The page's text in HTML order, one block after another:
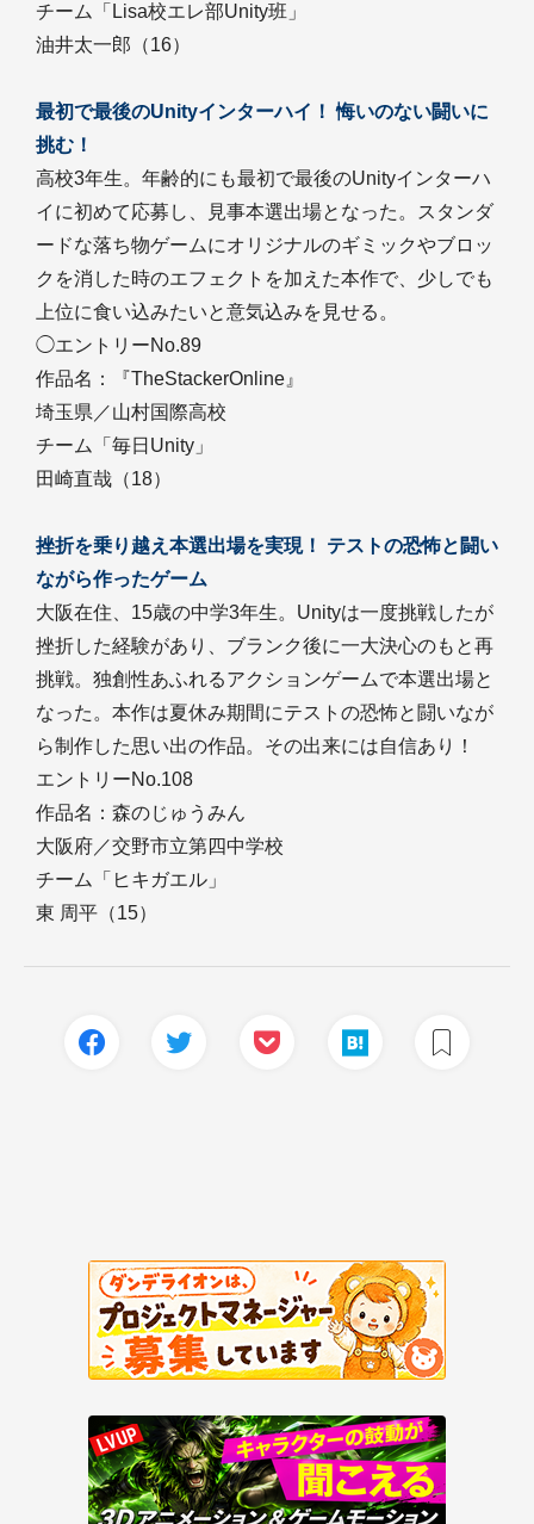
チーム「Lisa校エレ部Unity班」
油井太一郎（16）
最初で最後のUnityインターハイ！ 悔いのない闘いに
挑む！
高校3年生。年齢的にも最初で最後のUnityインターハ
イに初めて応募し、見事本選出場となった。スタンダ
ードな落ち物ゲームにオリジナルのギミックやブロッ
クを消した時のエフェクトを加えた本作で、少しでも
上位に食い込みたいと意気込みを見せる。
◯エントリーNo.89
作品名：『TheStackerOnline』
埼玉県／山村国際高校
チーム「毎日Unity」
田崎直哉（18）
挫折を乗り越え本選出場を実現！ テストの恐怖と闘い
ながら作ったゲーム
大阪在住、15歳の中学3年生。Unityは一度挑戦したが
挫折した経験があり、ブランク後に一大決心のもと再
挑戦。独創性あふれるアクションゲームで本選出場と
なった。本作は夏休み期間にテストの恐怖と闘いなが
ら制作した思い出の作品。その出来には自信あり！
エントリーNo.108
作品名：森のじゅうみん
大阪府／交野市立第四中学校
チーム「ヒキガエル」
東 周平（15）